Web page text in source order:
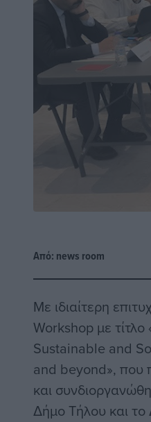
Από: news room
Με ιδιαίτερη
Workshop με
Sustainable and
and beyond», που
και
Δήμο Τήλου και